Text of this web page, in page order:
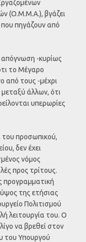
(Ο.Μ.Μ.Α.), βγάζει
πηγάζουν από
απόγνωση -κυρίως
το Μέγαρο
από τους -μέχρι
άλλων, ότι
υπερωρίες
προσωπικού,
δεν έχει
νόμος
προς τρίτους.
προγραμματική
της ετήσιας
Πολιτισμού
λειτουργία του. Ο
να βρεθεί στον
του Υπουργού